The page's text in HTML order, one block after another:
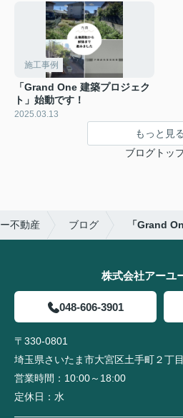
施工事例
「Grand One 建築プロジェク
ト」始動です！
2025.03.13
もっと見る
ブログトッ
不動産 ブログ 「Grand
株式会社アーユ
048-606-3901
〒330-0801
埼玉県さいたま市大宮区土手町２丁
営業時間： 10:00～18:00
定休日： 水